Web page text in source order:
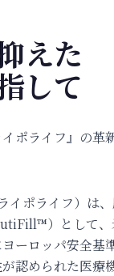
えた
して
ポライフ』の革
ポライフ）は
）として、
ーロッパ安全基
認められた医療